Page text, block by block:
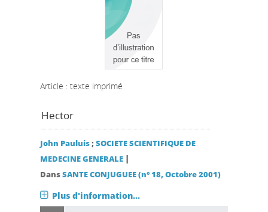
Article : texte imprimé
Hector
John Pauluis;SOCIETE SCIENTIFIQUE DE
MEDECINE GENERALE |
DansSANTE CONJUGUEE (n° 18, Octobre 2001)
Plus d'information...